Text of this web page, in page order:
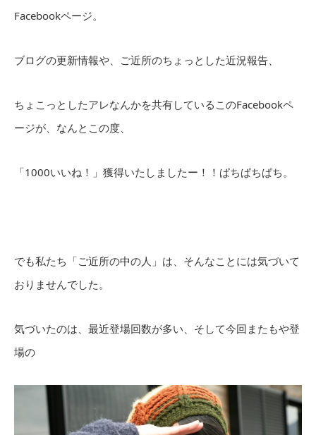
Facebookページ。
ブログの更新情報や、ご近所のちょっとした近況報告、
ちょこっとしたアレなんかを共有しているこのFacebookペ
ージが、なんとこの度、
「1000いいね！」獲得いたしましたー！！ぱちぱちぱち。
でも私たち「ご近所の中の人」は、そんなことには気づいて
おりませんでした。
気づいたのは、最近登場回数が多い、そして今回またもや登
場の